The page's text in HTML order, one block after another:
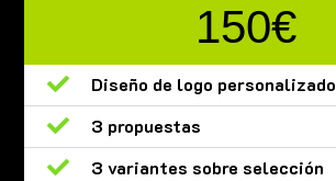
150€

Diseño de logo personalizado

3 propuestas

3 variantes sobre selección